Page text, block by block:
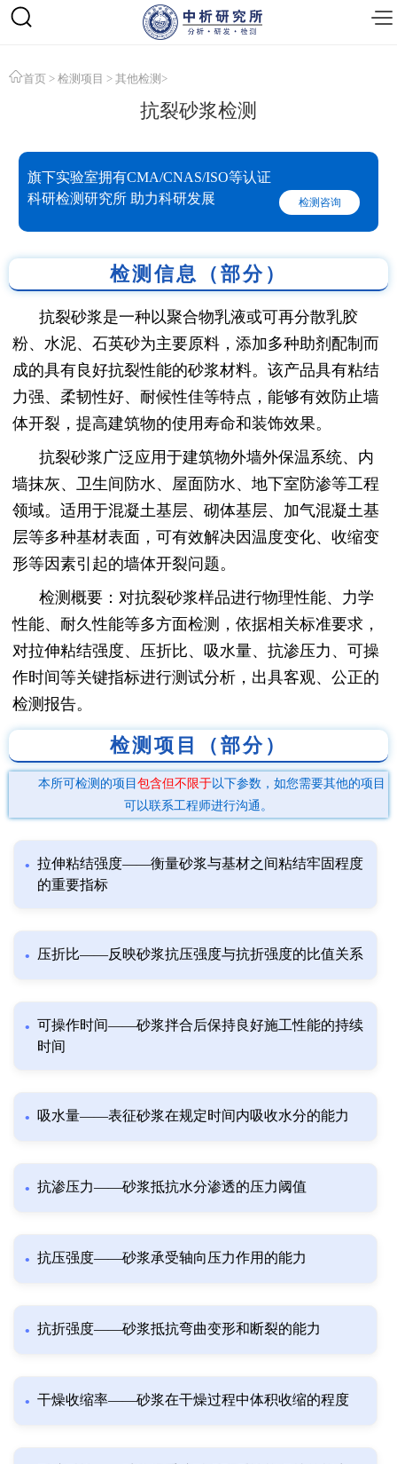
首页 > 检测项目 > 其他检测 >
抗裂砂浆检测
旗下实验室拥有CMA/CNAS/ISO等认证
科研检测研究所 助力科研发展
检测咨询
检测信息（部分）
抗裂砂浆是一种以聚合物乳液或可再分散乳胶
粉、水泥、石英砂为主要原料，添加多种助剂配制而
成的具有良好抗裂性能的砂浆材料。该产品具有粘结
力强、柔韧性好、耐候性佳等特点，能够有效防止墙
体开裂，提高建筑物的使用寿命和装饰效果。
抗裂砂浆广泛应用于建筑物外墙外保温系统、内
墙抹灰、卫生间防水、屋面防水、地下室防渗等工程
领域。适用于混凝土基层、砌体基层、加气混凝土基
层等多种基材表面，可有效解决因温度变化、收缩变
形等因素引起的墙体开裂问题。
检测概要：对抗裂砂浆样品进行物理性能、力学
性能、耐久性能等多方面检测，依据相关标准要求，
对拉伸粘结强度、压折比、吸水量、抗渗压力、可操
作时间等关键指标进行测试分析，出具客观、公正的
检测报告。
检测项目（部分）
本所可检测的项目 包含但不限于以下参数，如您需要其他的项目
可以联系工程师进行沟通。
拉伸粘结强度——衡量砂浆与基材之间粘结牢固程度
的重要指标
压折比——反映砂浆抗压强度与抗折强度的比值关系
可操作时间——砂浆拌合后保持良好施工性能的持续
时间
吸水量——表征砂浆在规定时间内吸收水分的能力
抗渗压力——砂浆抵抗水分渗透的压力阈值
抗压强度——砂浆承受轴向压力作用的能力
抗折强度——砂浆抵抗弯曲变形和断裂的能力
干燥收缩率——砂浆在干燥过程中体积收缩的程度